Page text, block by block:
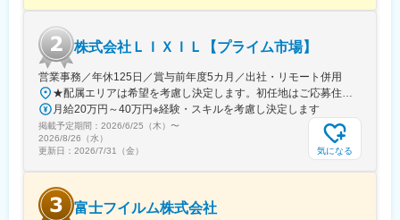
本社工場はミノルタカメラの子会社として設立しました。マシニ
ングセンター、三次元測定機など充実した設備を保有しており、
カメラボディの機械加工で培ったノウハウを活かし、精密で高品
質な製品をお届けしています。
２、金型製作から組立まで一貫生産
実用・最軽量のマグネシウム材料を成形し、機械加工から塗装・
印刷まで一貫生産しており、薄肉・複雑形状の高精度品の量産を
得意としています。
３、働きやすい環境づくり
有休取得率の向上や子育てをサポートする制度確立などに取り組
み、長く安定して勤められる環境を整えています。また、上司・
先輩との距離感が近いため質問しやすく、新しいことへの挑戦に
対しても背中を押してくれる職場で、20代、30代の若手社員もた
株式会社ＬＩＸＩＬ【プライム市場】
営業事務／年休125日／賞与前年度5カ月／出社・リモート併用
★配属エリアは希望を考慮し決定します。初任地はご応募住所での配属となります。入社後、転勤が伴う異動に関しては、必ず勤務地のご希望も確認した上で決定します。【配属オフィス一覧】■東京都品川区西品川1丁目1-1 大崎ガーデンタワー■愛知県名古屋市中村区名駅南4丁目11-40■京都府京都市伏見区竹田田中宮町103 ■大阪府大阪市中央区本町2丁目6-8 センバ・セントラルビル9F■大阪府箕面市萱野4丁目5-45■広島県広島市安佐南区西原6丁目11-8■福岡県福岡市博多区半道橋2-15-10 SOLAビル★出社とリモートワークを併用しながらの勤務となります。 業務に慣れるまでは、原則出社となります。 慣れてきたら少しずつリモートの日を増やし、最終的には週1～3日ほどの出社となる予定です（目安：～入社6カ月）。※受動喫煙対策：あり
月給20万円～40万円※経験・スキルを考慮し決定します
掲載予定期間： 2026/6/25（木） 〜
2026/8/26（水）
更新日： 2026/7/31（金） 気になる
富士フイルム株式会社